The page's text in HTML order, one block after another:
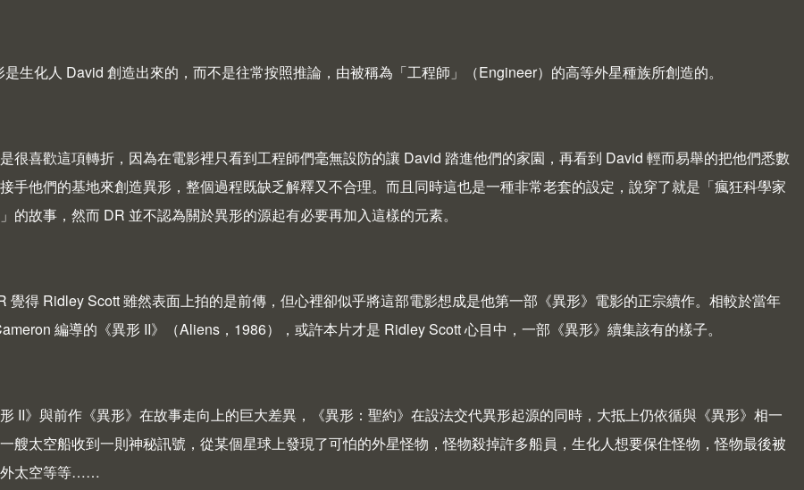
生化人 David 創造出來的，而不是往常按照推論，由被稱為「工程師」（Engineer）的高等外星種族所創造的。
很喜歡這項轉折，因為在電影裡只看到工程師們毫無設防的讓 David 踏進他們的家園，再看到 David 輕而易舉的把他們悉數
手他們的基地來創造異形，整個過程既缺乏解釋又不合理。而且同時這也是一種非常老套的設定，說穿了就是「瘋狂科學家
的故事，然而 DR 並不認為關於異形的源起有必要再加入這樣的元素。
覺得 Ridley Scott 雖然表面上拍的是前傳，但心裡卻似乎將這部電影想成是他第一部《異形》電影的正宗續作。相較於當年
編導的《異形 II》（Aliens ，1986），或許本片才是 Ridley Scott 心目中，一部《異形》續集該有的樣子。
II》與前作《異形》在故事走向上的巨大差異，《異形：聖約》在設法交代異形起源的同時，大抵上仍依循與《異形》相一
艘太空船收到一則神秘訊號，從某個星球上發現了可怕的外星怪物，怪物殺掉許多船員，生化人想要保住怪物，怪物最後被
外太空等等……